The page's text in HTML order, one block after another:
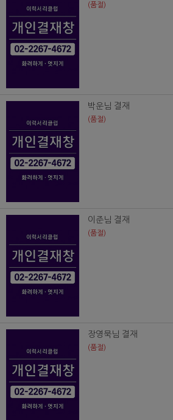
(품절)
박운님 결재
(품절)
이준님 결재
(품절)
장영묵님 결재
(품절)